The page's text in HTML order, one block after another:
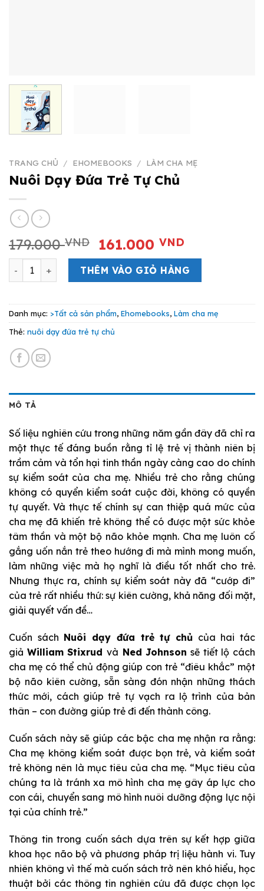
TRANG CHỦ / EHOMEBOOKS / LÀM CHA MẸ
Nuôi Dạy Đứa Trẻ Tự Chủ
179.000VND
Giá
gốc
là:
179.000 VND.
161.000VND
hiện
tại
là:
161.000
Nuôi Dạy Đứa Trẻ Tự Chủ số lượng
THÊM VÀO GIỎ HÀNG
Danh mục: >Tất cả sản phẩm, Ehomebooks, Làm cha mẹ
Thẻ: nuôi dạy đứa trẻ tự chủ
MÔ TẢ
Số liệu nghiên cứu trong những năm gần đây đã chỉ ra
một thực tế đáng buồn rằng tỉ lệ trẻ vị thành niên bị
trầm cảm và tổn hại tinh thần ngày càng cao do chính
sự kiểm soát của cha mẹ. Nhiều trẻ cho rằng chúng
không có quyển kiểm soát cuộc đời, không có quyền
tự quyết. Và thực tế chính sự can thiệp quá mức của
cha mẹ đã khiến trẻ không thể có được một sức khỏe
tâm thần và một bộ não khỏe mạnh. Cha mẹ luôn cố
gắng uốn nắn trẻ theo hướng đi mà mình mong muốn,
làm những việc mà họ nghĩ là điều tốt nhất cho trẻ.
Nhưng thực ra, chính sự kiểm soát này đã “cướp đi”
của trẻ rất nhiều thứ: sự kiên cường, khả năng đối mặt,
giải quyết vấn đề…
Cuốn sách Nuôi dạy đứa trẻ tự chủcủa hai tác
giả William Stixrudvà Ned Johnson sẽ tiết lộ cách
cha mẹ có thể chủ động giúp con trẻ “điêu khắc” một
bộ não kiên cường, sẵn sàng đón nhận những thách
thức mới, cách giúp trẻ tự vạch ra lộ trình của bản
thân – con đường giúp trẻ đi đến thành công.
Cuốn sách này sẽ giúp các bậc cha mẹ nhận ra rằng:
Cha mẹ không kiểm soát được bọn trẻ, và kiểm soát
trẻ không nên là mục tiêu của cha mẹ. “Mục tiêu của
chúng ta là tránh xa mô hình cha mẹ gây áp lực cho
con cái, chuyển sang mô hình nuôi dưỡng động lực nội
tại của chính trẻ.”
Thông tin trong cuốn sách dựa trên sự kết hợp giữa
khoa học não bộ và phương pháp trị liệu hành vi. Tuy
nhiên không vì thế mà cuốn sách trở nên khó hiểu, học
thuật bởi các thông tin nghiên cứu đã được chọn lọc